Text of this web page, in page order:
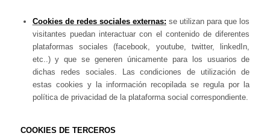
Cookies de redes sociales externas: se utilizan para que los
visitantes puedan interactuar con el contenido de diferentes
plataformas sociales (facebook, youtube, twitter, linkedIn,
etc..) y que se generen únicamente para los usuarios de
dichas redes sociales. Las condiciones de utilización de
estas cookies y la información recopilada se regula por la
política de privacidad de la plataforma social correspondiente.
COOKIES DE TERCEROS